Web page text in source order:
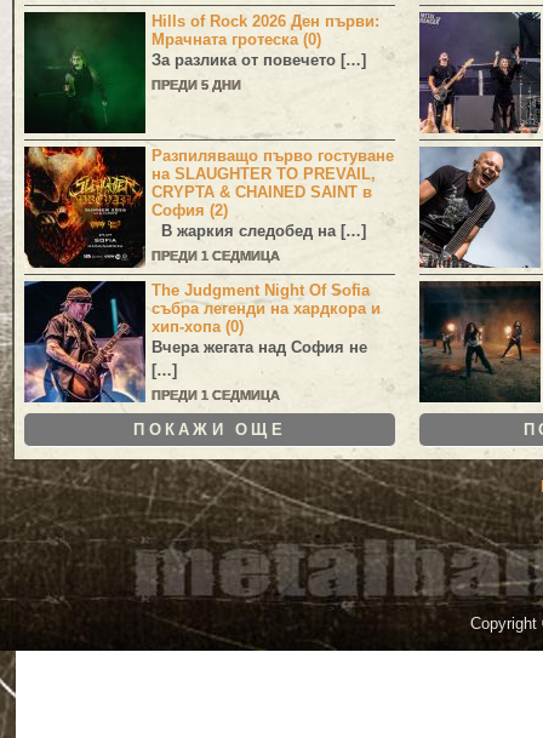
Hills of Rock 2026 Ден първи:
Мрачната гротеска (0)
За разлика от повечето […]
ПРЕДИ 5 ДНИ
Разпиляващо първо гостуване
на SLAUGHTER TO PREVAIL,
CRYPTA & CHAINED SAINT в
София (2)
В жаркия следобед на […]
ПРЕДИ 1 СЕДМИЦА
The Judgment Night Of Sofia
събра легенди на хардкора и
хип-хопа (0)
Вчера жегата над София не
[…]
ПРЕДИ 1 СЕДМИЦА
ПОКАЖИ ОЩЕ